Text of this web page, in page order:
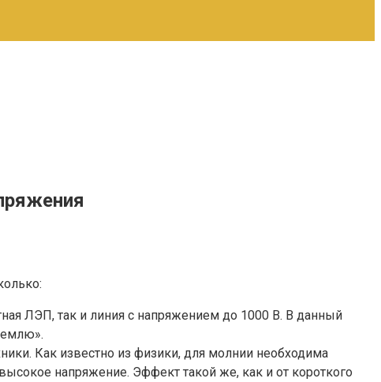
ЛЭП, так и линия с напряжением до 1000 В. В данный
Как известно из физики, для молнии необходима
напряжение. Эффект такой же, как и от короткого